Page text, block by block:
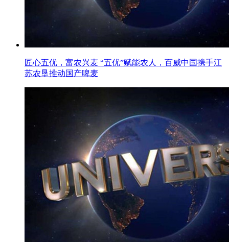
匠心五优，富农兴麦 “五优”赋能农人，百威中国携手江
苏农垦推动国产啤麦